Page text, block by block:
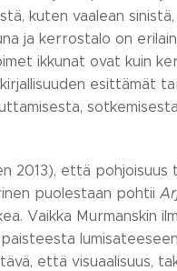
kuten vaalean
ja kerrostalo on
ikkunat ovat kuin
esittämät
2013), että pohjoisuus
puolestaan pohtii
Vaikka Murmanskin
että visuaalisuus,